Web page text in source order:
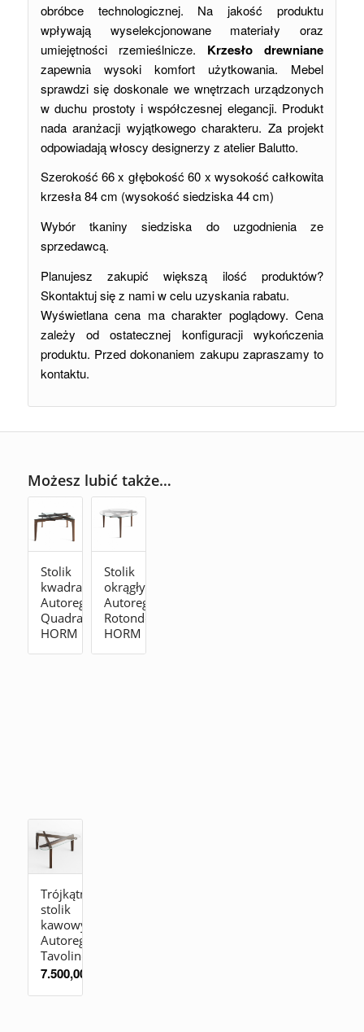
obróbce technologicznej. Na jakość produktu
wpływają wyselekcjonowane materiały oraz
umiejętności rzemieślnicze. Krzesło drewniane
zapewnia wysoki komfort użytkowania. Mebel
sprawdzi się doskonale we wnętrzach urządzonych
w duchu prostoty i współczesnej elegancji. Produkt
nada aranżacji wyjątkowego charakteru. Za projekt
odpowiadają włoscy designerzy z atelier Balutto.
Szerokość 66 x głębokość 60 x wysokość całkowita
krzesła 84 cm (wysokość siedziska 44 cm)
Wybór tkaniny siedziska do uzgodnienia ze
sprzedawcą.
Planujesz zakupić większą ilość produktów?
Skontaktuj się z nami w celu uzyskania rabatu.
Wyświetlana cena ma charakter poglądowy. Cena
zależy od ostatecznej konfiguracji wykończenia
produktu. Przed dokonaniem zakupu zapraszamy to
kontaktu.
Możesz lubić także…
Stolik
kwadratowy
Autoreggente
Quadrato
HORM
Stolik
okrągły
Autoreggente
Rotondo
HORM
Trójkątny
stolik
kawowy
Autoreggente
Tavolino
7.500,00